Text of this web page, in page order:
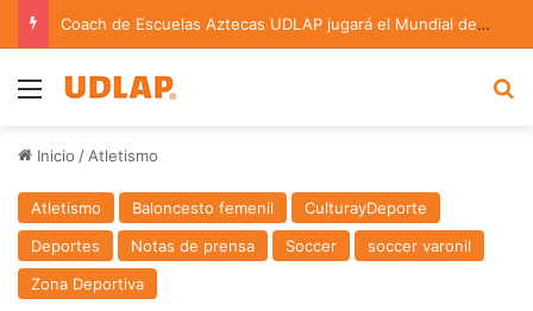
Coach de Escuelas Aztecas UDLAP jugará el Mundial de Flag Football en Alemania
Menu
Inicio / Atletismo
Atletismo Baloncesto femenil
CulturayDeporte
Deportes
Notas de prensa Soccer
soccer varonil
Zona Deportiva